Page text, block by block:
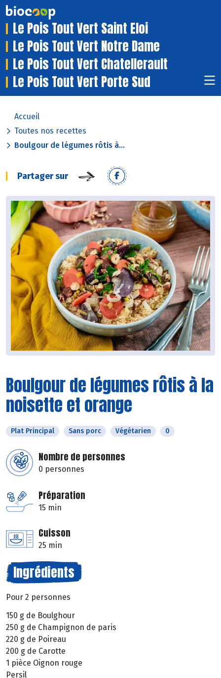
Le Pois Tout Vert Saint Eloi
Le Pois Tout Vert Notre Dame
Le Pois Tout Vert Chatellerault
Le Pois Tout Vert Porte Sud
Accueil
Toutes nos recettes
Boulgour de légumes rôtis à...
Partager sur
Boulgour de légumes rôtis à la
noisette et orange
Plat Principal Sans porc Végétarien 0
Nombre de personnes
0 personnes
Préparation
15 min
Cuisson
25 min
Ingrédients
Pour 2 personnes
150 g de Boulghour
250 g de Champignon de paris
220 g de Poireau
200 g de Carotte
1 pièce Oignon rouge
Persil